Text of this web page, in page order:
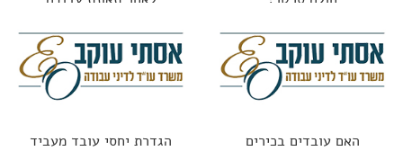
האם עובדים בכירים הגדרת יחסי עובד מעביד